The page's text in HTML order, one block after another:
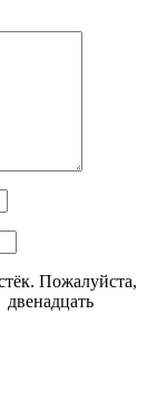
Пожалуйста,
двенадцать